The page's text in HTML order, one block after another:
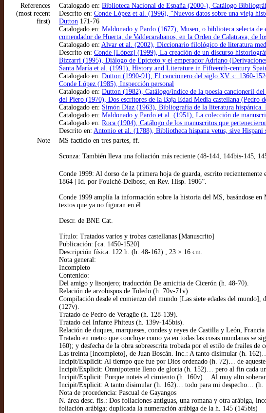
References
(most recent
first)
Catalogado en: Biblioteca Nacional de España (2000-), Catálogo
Descrito en: Conde López et al. (1996), “Nuevos datos sobre una vieja
Dutton 171-76
Catalogado en: Maldonado y Pardo (1677), Museo, o biblioteca selecta
comendador de Huerta, de Valdecarabanos, en la Orden de Calatrava, de
Catalogado en: Alvar et al. (2002), Diccionario filológico de literatura
Descrito en: Conde [López] (1999), La creación de un discurso
Bizzarri (1995), Diálogo de Epicteto y el emperador Adriano
Santa María et al. (1991), History and Literature in Fifteenth-century
Catalogado en: Dutton (1990-91), El cancionero del siglo XV. c. 1360-
Conde López (1985), Inspección personal
Catalogado en: Dutton (1982), Catálogo/índice de la poesía cancioneril
del Piero (1970), Dos escritores de la Baja Edad Media castellana (Pedro
Catalogado en: Simón Díaz (1963), Bibliografía de la literatura hispánica.
Catalogado en: Maldonado y Pardo et al. (1951), La colección de
Catalogado en: Roca (1904), Catálogo de los manuscritos que
Descrito en: Antonio et al. (1788), Bibliotheca hispana vetus, sive
Note
MS facticio en tres partes, ff.
Sconza: También lleva una foliación más reciente (48-144, 144bis-145,
Conde 1999: Al dorso de la primera hoja de guarda, escrito
1864 | Id. por Foulché-Delbosc, en Rev. Hisp. 1906”.
Conde 1999 amplía la información sobre la historia del MS, basándose
textos que ya no figuran en él.
Descr. de BNE Cat.
Título: Tratados varios y trobas castellanas [Manuscrito]
Publicación: [ca. 1450-1520]
Descripción física: 122 h. (h. 48-162) ; 23 × 16 cm.
Nota general:
Incompleto
Contenido:
Del amigo y lisonjero; traducción De amicitia de Cicerón (h. 48-70).
Relación de arzobispos de Toledo (h. 70v-71v).
Compilación desde el comienzo del mundo [Las siete edades del
(127v).
Tratado de Pedro de Veragüe (h. 128-139).
Tratado del Infante Phiteus (h. 139v-145bis).
Relación de duques, marqueses, condes y reyes de Castilla y León,
Tratado en metro que concluye como ya en todas las cosas mundanas
160); y desfecha de la obra sobreescrita trobada por el estilo de frailes
Las treinta [incompleto], de Juan Boscán. Inc.: A tanto disimular (h.
Incipit/Explicit: Al tiempo que fue por Dios ordenado (h. 72)… de
Incipit/Explicit: Omnipotente lleno de gloria (h. 152)… pero al fin cada
Incipit/Explicit: Porque noteis el cimiento (h. 160v)… Al muy alto
Incipit/Explicit: A tanto disimular (h. 162)… todo para mi despecho… (h.
Nota de procedencia: Pascual de Gayangos
N. área desc. fis.: Dos foliaciones antiguas, una romana y otra
foliación arábiga; duplicada la numeración arábiga de la h. 145 (145bis)